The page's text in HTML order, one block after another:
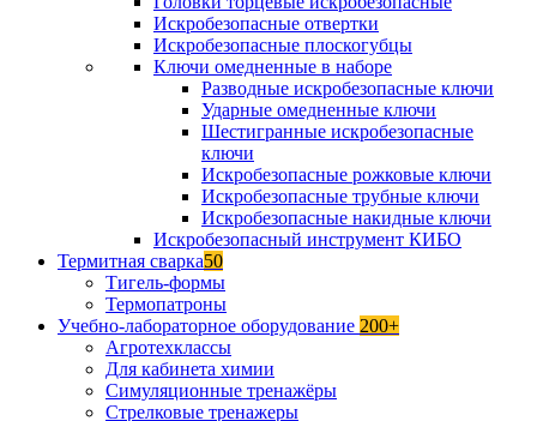
Искробезопасные отвертки
Искробезопасные плоскогубцы
Ключи омедненные в наборе
Разводные искробезопасные ключи
Ударные омедненные ключи
Шестигранные искробезопасные
ключи
Искробезопасные рожковые ключи
Искробезопасные трубные ключи
Искробезопасные накидные ключи
Искробезопасный инструмент КИБО
Термитная сварка50
Тигель-формы
Термопатроны
Учебно-лабораторное оборудование 200+
Агротехклассы
Для кабинета химии
Симуляционные тренажёры
Стрелковые тренажеры